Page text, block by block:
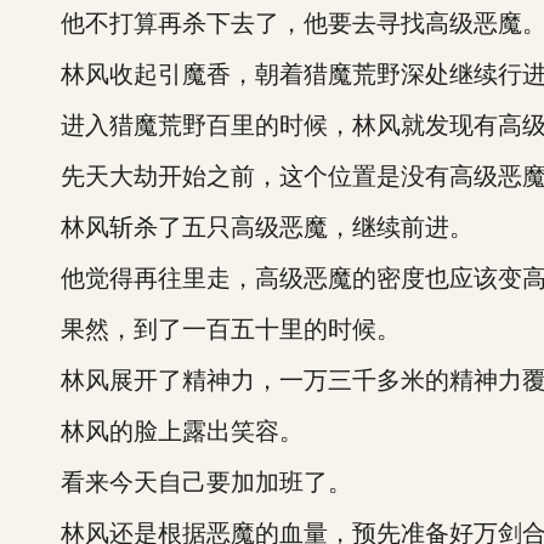
他不打算再杀下去了，他要去寻找高级恶魔
林风收起引魔香，朝着猎魔荒野深处继续行
进入猎魔荒野百里的时候，林风就发现有高
先天大劫开始之前，这个位置是没有高级恶
林风斩杀了五只高级恶魔，继续前进。
他觉得再往里走，高级恶魔的密度也应该变
果然，到了一百五十里的时候。
林风展开了精神力，一万三千多米的精神力
林风的脸上露出笑容。
看来今天自己要加加班了。
林风还是根据恶魔的血量，预先准备好万剑